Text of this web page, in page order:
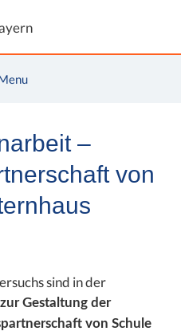
–
von
sind in der
Gestaltung der
von Schule